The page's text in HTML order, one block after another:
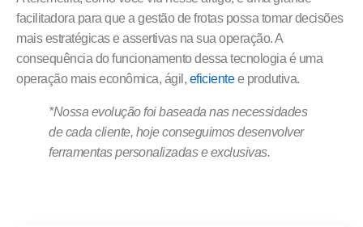
facilitadora para que a gestão de frotas possa tomar decisões
mais estratégicas e assertivas na sua operação. A
consequência do funcionamento dessa tecnologia é uma
operação mais econômica, ágil, eficientee produtiva.
*Nossa evolução foi baseada nas necessidades
de cada cliente, hoje conseguimos desenvolver
ferramentas personalizadas e exclusivas.